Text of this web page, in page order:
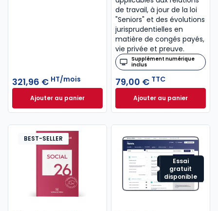
- et assurer des relations sereines avec les
organismes extérieurs à l’entreprise(DIRECCTE,
Urssaf, Médecin du travail, Mutuelle…).
321,96 € HT/mois
Ajouter au panierELnet Social à 321,96 € HT/mois
de travail, à jour de la loi
"Seniors" et des évolutions
jurisprudentielles en
matière de congés payés,
vie privée et preuve.
Supplément numérique
inclus
79,00 € TTC
Ajouter au panier
Code du travail
BEST-SELLER
Essai
gratuit
disponible